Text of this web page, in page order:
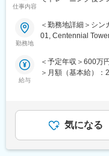
日本語を話せるべ
ベルはほかのアジ
の企業が多く、英語
整っている一方、
気のなかで生活でき
仕事内容
■業務内容、案件例
（１）非日系与信全
・信用リスク管理
イドラインの企画立
務（徐々に慣れて
・与信採り上げ時
フレームワーク整備
・所管する地域・業
勤務地
＜勤務地詳細＞シ
01, Centennial Tower, Singapore 039190, Republic of
給与
＜予定年収＞600万
＞月額（基本給）
あり、選考を通じ
手当を含めた表記で
気になる